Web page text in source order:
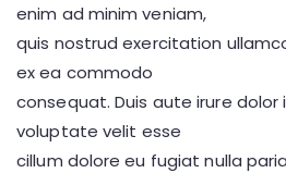
enim ad minim veniam,
quis nostrud exercitation
ex ea commodo
consequat. Duis aute irure dolor
voluptate velit esse
cillum dolore eu fugiat nulla